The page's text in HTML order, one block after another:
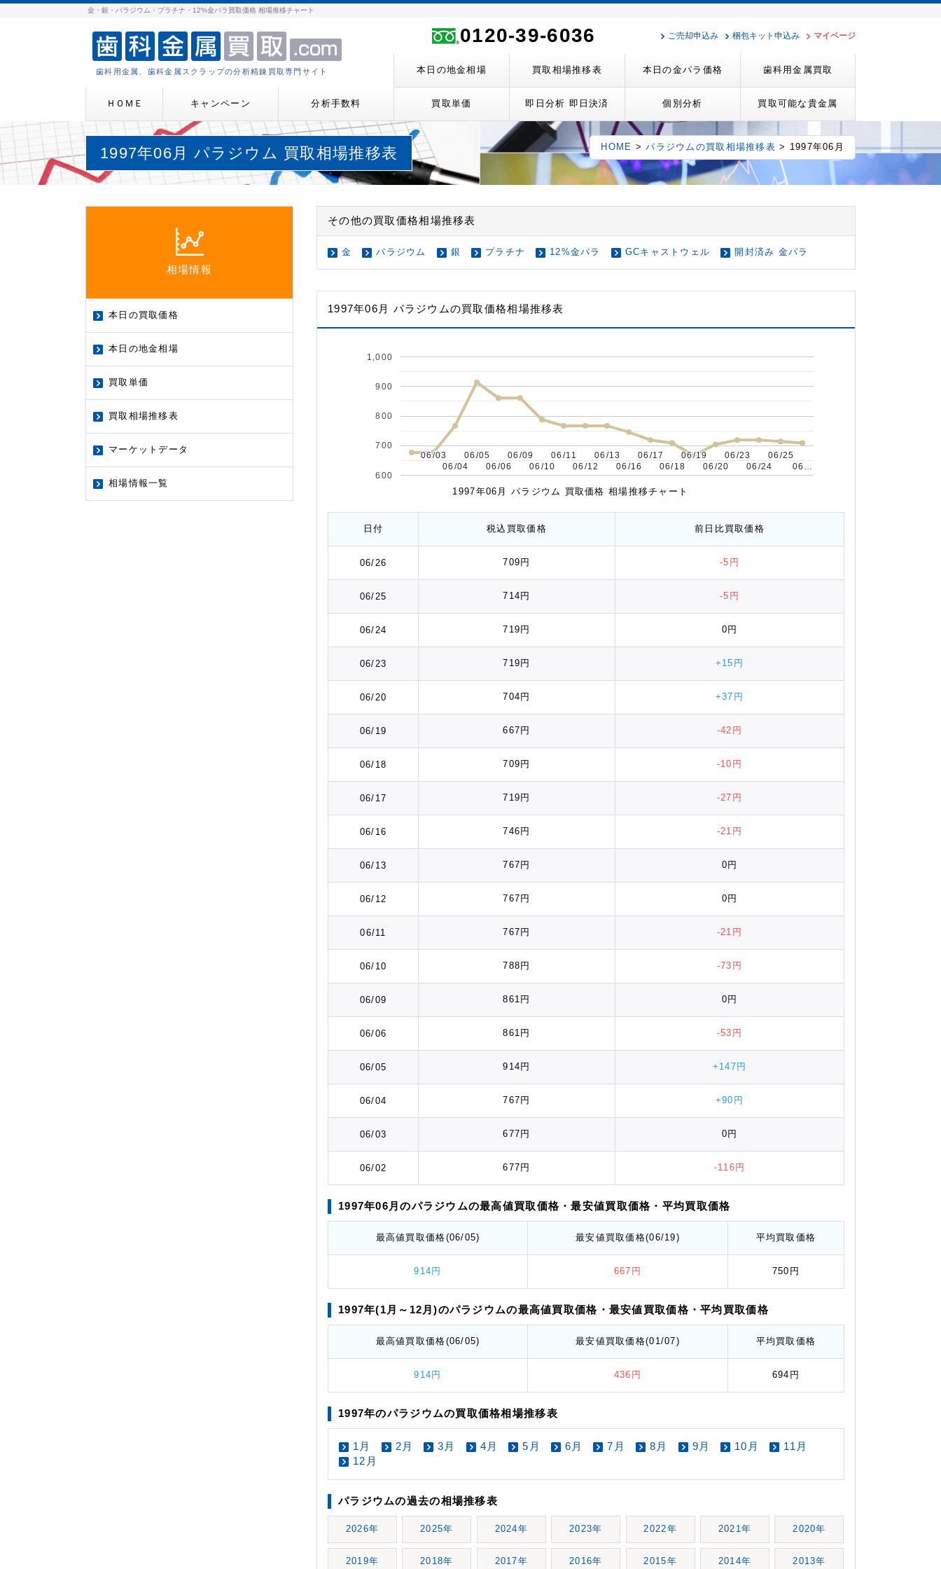
金・銀・パラジウム・プラチナ・12%金パラ買取価格 相場推移チャート
歯科用金属、歯科金属スクラップの分析精錬買取専門サイト
0120-39-6036 ご売却申込み 梱包キット申込み マイページ
本日の地金相場 買取相場推移表 本日の金パラ価格 歯科用金属買取
ＨＯＭＥ キャンペーン 分析手数料 買取単価 即日分析 即日決済 個別分析 買取可能な貴金属
1997年06月 パラジウム 買取相場推移表 HOME >パラジウムの買取相場推移表 > 1997年06月
その他の買取価格相場推移表
金 パラジウム 銀 プラチナ 12%金パラ GCキャストウェル 開封済み 金パラ
1997年06月 パラジウムの買取価格相場推移表
06/03
06/03
06/04
06/04
06/05
06/05
06/06
06/06
06/09
06/09
06/10
06/10
06/11
06/11
06/12
06/12
06/13
06/13
06/16
06/16
06/17
06/17
06/18
06/18
06/19
06/19
06/20
06/20
06/23
06/23
06/24
06/24
06/25
06/25
06…
06…
600
700
800
900
1,000
1997年06月 パラジウム 買取価格 相場推移チャート
日付 税込 買取価格 前日比買取価格
06/26 709円 -5円
06/25 714円 -5円
06/24 719円 0円
06/23 719円 +15円
06/20 704円 +37円
06/19 667円 -42円
06/18 709円 -10円
06/17 719円 -27円
06/16 746円 -21円
06/13 767円 0円
06/12 767円 0円
06/11 767円 -21円
06/10 788円 -73円
06/09 861円 0円
06/06 861円 -53円
06/05 914円 +147円
06/04 767円 +90円
06/03 677円 0円
06/02 677円 -116円
1997年06月のパラジウムの最高値買取価格 ・最安値買取価格 ・平均買取価格
最高値買取価格(06/05) 最安値買取価格(06/19) 平均 買取価格
914円 667円 750円
1997年(1月～12月)のパラジウムの最高値買取価格 ・最安値買取価格・平均買取価格
最高値買取価格(06/05) 最安値買取価格(01/07) 平均 買取価格
914円 436円 694円
1997年のパラジウムの買取価格相場推移表
1月 2月 3月 4月 5月 6月 7月 8月 9月 10月
11月
12月
パラジウムの過去の相場推移表
2026年 2025年 2024年 2023年 2022年 2021年 2020年
2019年 2018年 2017年 2016年 2015年 2014年 2013年
相場情報
本日の買取価格
本日の地金相場
買取単価
買取相場推移表
マーケットデータ
相場情報一覧